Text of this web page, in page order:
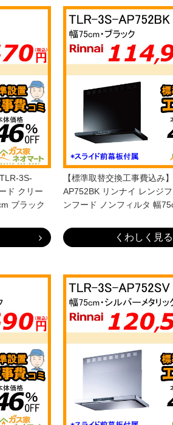
3S-
ド クリー
ブラック
【標準取替交換工事費込み
AP752BK リンナイ レンジ
ンフード ノンフィルタ 幅
くわしく見る